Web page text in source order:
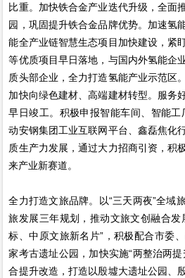
比重。加快铁合金产业迭代升级，全面
园，巩固提升铁合金品牌优势。加速氢
能全产业链智慧生态项目加快建设，紧
等优质项目早日落地，与国内外氢能企
质头部企业，全力打造氢能产业示范区
加快向绿色建材、高端建材转型。服务
早日竣工。积极申报智能车间、智能
动安钢集团工业互联网平台、鑫磊焦化
质生产力发展，通过大力招商引资，积
来产业新赛道。
全力打造文旅品牌。以“三天两夜”全域
旅发展三年规划，推动文旅文创融合发
标、中原文旅新名片”，积极配合市委
家考古遗址公园，加快实施“两整治两
合提升改造，打造以殷墟大遗址公园、